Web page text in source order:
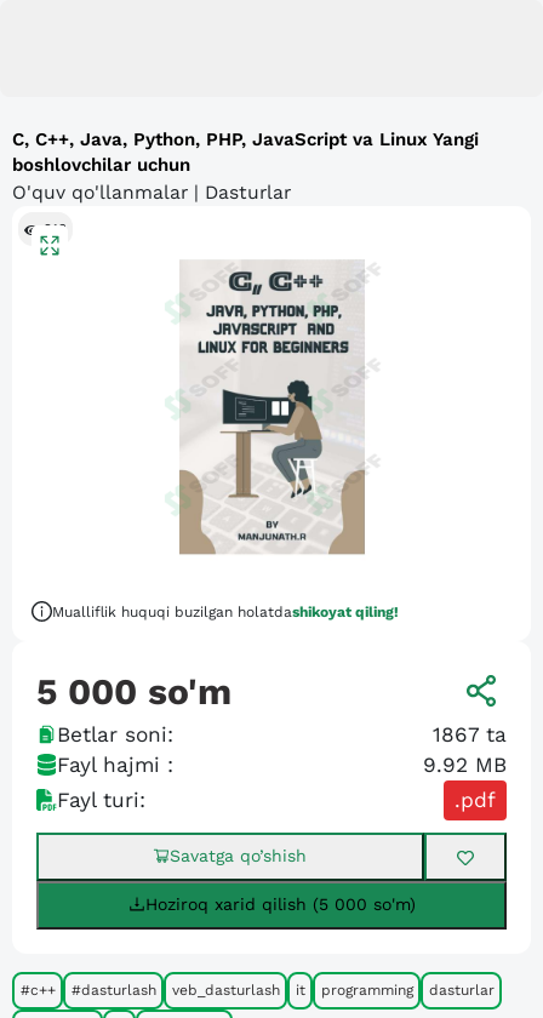
C, C++, Java, Python, PHP, JavaScript va Linux Yangi
boshlovchilar uchun
O'quv qo'llanmalar | Dasturlar
213
Mualliflik huquqi buzilgan holatdashikoyat qiling!
5 000 so'm
Betlar soni: 1867 ta
Fayl hajmi :
9.92 MB
Fayl turi:
.pdf
Savatga qo’shish
Hoziroq xarid qilish (5 000 so'm)
#c++ #dasturlash veb_dasturlash it programming dasturlar